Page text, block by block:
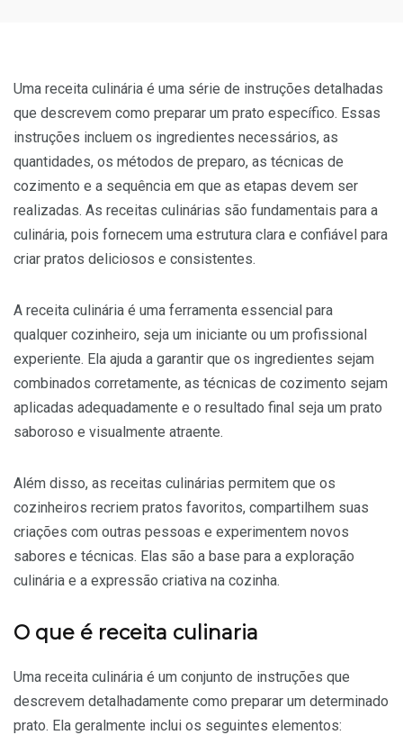
Uma receita culinária é uma série de instruções detalhadas
que descrevem como preparar um prato específico. Essas
instruções incluem os ingredientes necessários, as
quantidades, os métodos de preparo, as técnicas de
cozimento e a sequência em que as etapas devem ser
realizadas. As receitas culinárias são fundamentais para a
culinária, pois fornecem uma estrutura clara e confiável para
criar pratos deliciosos e consistentes.
A receita culinária é uma ferramenta essencial para
qualquer cozinheiro, seja um iniciante ou um profissional
experiente. Ela ajuda a garantir que os ingredientes sejam
combinados corretamente, as técnicas de cozimento sejam
aplicadas adequadamente e o resultado final seja um prato
saboroso e visualmente atraente.
Além disso, as receitas culinárias permitem que os
cozinheiros recriem pratos favoritos, compartilhem suas
criações com outras pessoas e experimentem novos
sabores e técnicas. Elas são a base para a exploração
culinária e a expressão criativa na cozinha.
O que é receita culinaria
Uma receita culinária é um conjunto de instruções que
descrevem detalhadamente como preparar um determinado
prato. Ela geralmente inclui os seguintes elementos: